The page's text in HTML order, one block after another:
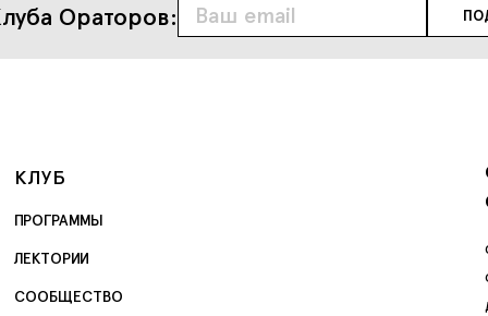
Ораторов:
КЛУБ
ПРОГРАММЫ
ЛЕКТОРИИ
СООБЩЕСТВО